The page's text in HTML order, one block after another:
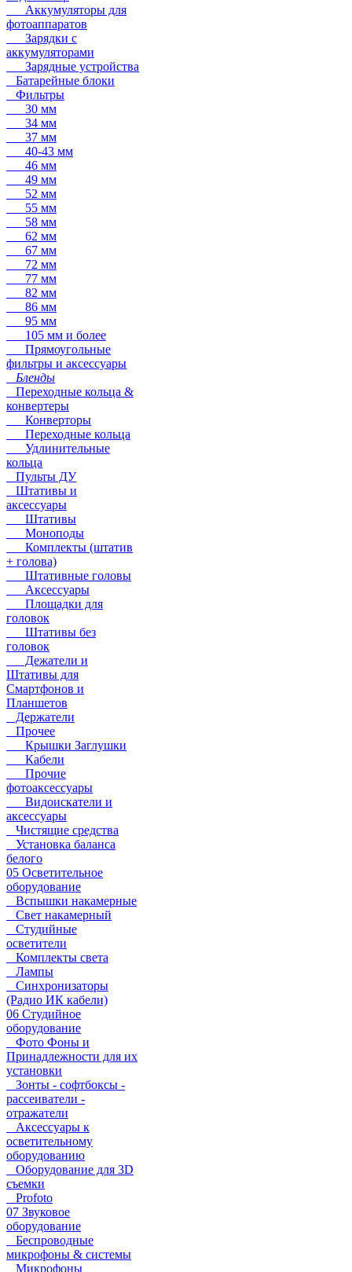
Аккумуляторы для
фотоаппаратов
Зарядки с
аккумуляторами
Зарядные устройства
Батарейные блоки
Фильтры
30 мм
34 мм
37 мм
40-43 мм
46 мм
49 мм
52 мм
55 мм
58 мм
62 мм
67 мм
72 мм
77 мм
82 мм
86 мм
95 мм
105 мм и более
Прямоугольные
фильтры и аксессуары
Бленды
Переходные кольца &
конвертеры
Конверторы
Переходные кольца
Удлинительные
кольца
Пульты ДУ
Штативы и
аксессуары
Штативы
Моноподы
Комплекты (штатив
+ голова)
Штативные головы
Аксессуары
Площадки для
головок
Штативы без
головок
Дежатели и
Штативы для
Смартфонов и
Планшетов
Держатели
Прочее
Крышки Заглушки
Кабели
Прочие
фотоаксессуары
Видоискатели и
аксессуары
Чистящие средства
Установка баланса
белого
05 Осветительное
оборудование
Вспышки накамерные
Свет накамерный
Студийные
осветители
Комплекты света
Лампы
Синхронизаторы
(Радио ИК кабели)
06 Студийное
оборудование
Фото Фоны и
Принадлежности для их
установки
Зонты - софтбоксы -
рассеиватели -
отражатели
Аксессуары к
осветительному
оборудованию
Оборудование для 3D
съемки
Profoto
07 Звуковое
оборудование
Беспроводные
микрофоны & системы
Микрофоны